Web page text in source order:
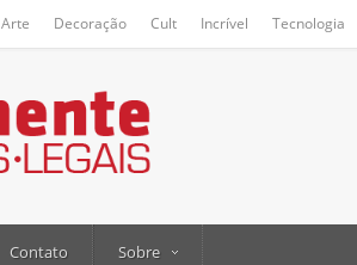
Arte Decoração Cult Incrível Tecnologia
Contato Sobre